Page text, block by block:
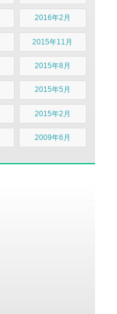
2016年2月
2015年11月
2015年8月
2015年5月
2015年2月
2009年6月